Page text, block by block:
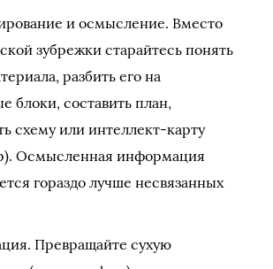
и осмысление. Вместо
зубрежки старайтесь понять
разбить его на
блоки, составить план,
схему или интеллект-карту
Осмысленная информация
гораздо лучше несвязанных
Превращайте сухую